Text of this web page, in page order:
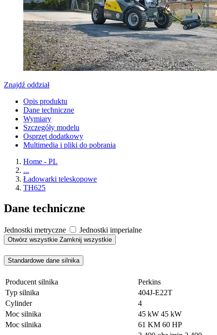
Znajdź oddział
Opis produktu
Dane techniczne
Wymiary
Szczegóły modelu
Osprzęt dodatkowy
Multimedia i pliki do pobrania
Home - PL
...
Ładowarki teleskopowe
TH625
Dane techniczne
Jednostki metryczne Jednostki imperialne
Otwórz wszystkie Zamknij wszystkie
Standardowe dane silnika
Producent silnika
Perkins
Typ silnika
404J-E22T
Cylinder
4
Moc silnika
45 kW 45 kW
Moc silnika
61 KM 60 HP